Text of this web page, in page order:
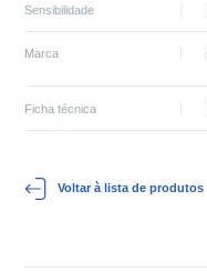
Sensibilidade
Marca
Ficha técnica
Voltar à lista de produtos